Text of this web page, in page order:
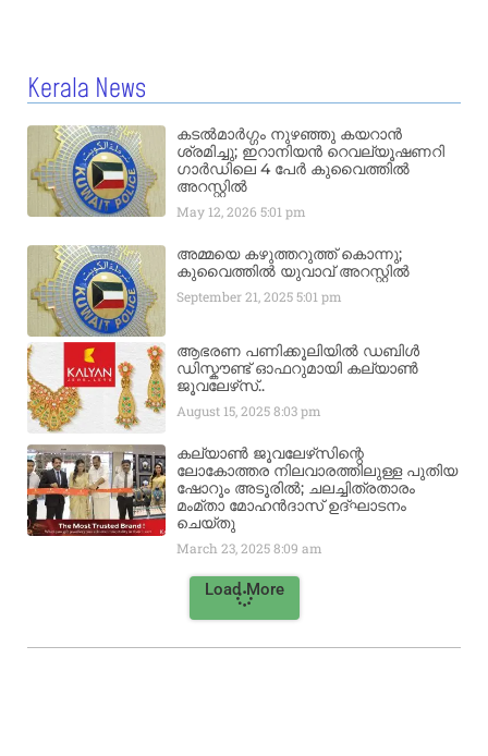
Kerala News
കടൽമാർഗ്ഗം നുഴഞ്ഞു കയറാൻ
ശ്രമിച്ചു; ഇറാനിയൻ റെവല്യൂഷണറി
ഗാർഡിലെ 4 പേർ കുവൈത്തിൽ
അറസ്റ്റിൽ
May 12, 20265:01 pm
അമ്മയെ കഴുത്തറുത്ത് കൊന്നു;
കുവൈത്തിൽ യുവാവ് അറസ്റ്റിൽ
September 21, 20255:01 pm
ആഭരണ പണിക്കൂലിയിൽ ഡബിൾ
ഡിസ്കൗണ്ട് ഓഫറുമായി കല്യാൺ
ജൂവലേഴ്‌സ്..
August 15, 20258:03 pm
കല്യാൺ ജൂവലേഴ്‌സിന്റെ
ലോകോത്തര നിലവാരത്തിലുള്ള പുതിയ
ഷോറൂം അടൂരിൽ; ചലച്ചിത്രതാരം
മംമ്താ മോഹൻദാസ് ഉദ്ഘാടനം
ചെയ്‌തു
March 23, 20258:09 am
Load More